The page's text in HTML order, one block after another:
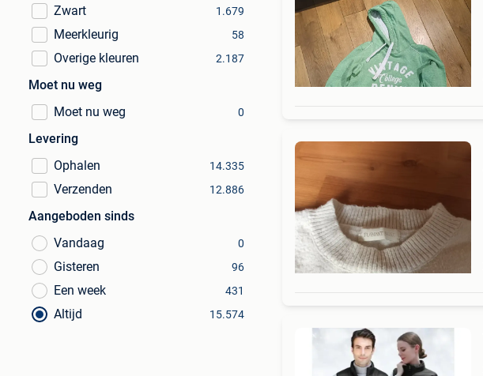
Zwart 1.679
Meerkleurig 58
Overige kleuren 2.187
Moet nu weg
Moet nu weg
0
Levering
Ophalen
14.335
Verzenden 12.886
Aangeboden sinds
Vandaag
0
Gisteren 96
Een week 431
Altijd 15.574